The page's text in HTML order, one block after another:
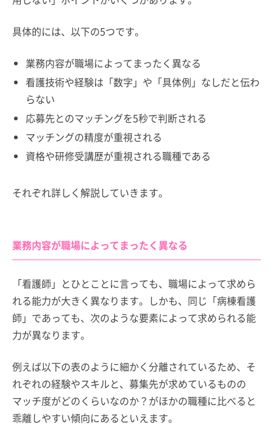
具体的には、以下の5つです。
業務内容が職場によってまったく異なる
看護技術や経験は「数字」や「具体例」なしだと伝わ
らない
応募先とのマッチングを5秒で判断される
マッチングの精度が重視される
資格や研修受講歴が重視される職種である
それぞれ詳しく解説していきます。
業務内容が職場によってまったく異なる
「看護師」とひとことに言っても、職場によって求めら
れる能力が大きく異なります。しかも、同じ「病棟看護
師」であっても、次のような要素によって求められる能
力が異なります。
例えば以下の表のように細かく分離されているため、そ
れぞれの経験やスキルと、募集先が求めているものの
マッチ度がどのくらいなのか？がほかの職種に比べると
乖離しやすい傾向にあるといえます。